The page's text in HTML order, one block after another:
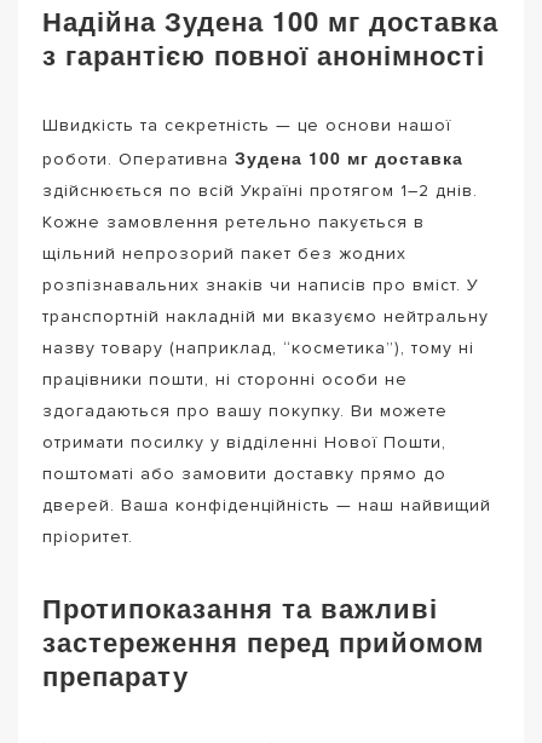
Надійна Зудена 100 мг доставка
з гарантією повної анонімності
Швидкість та секретність — це основи нашої
роботи. Оперативна Зудена 100 мг доставка
здійснюється по всій Україні протягом 1–2 днів.
Кожне замовлення ретельно пакується в
щільний непрозорий пакет без жодних
розпізнавальних знаків чи написів про вміст. У
транспортній накладній ми вказуємо нейтральну
назву товару (наприклад, “косметика”), тому ні
працівники пошти, ні сторонні особи не
здогадаються про вашу покупку. Ви можете
отримати посилку у відділенні Нової Пошти,
поштоматі або замовити доставку прямо до
дверей. Ваша конфіденційність — наш найвищий
пріоритет.
Протипоказання та важливі
застереження перед прийомом
препарату